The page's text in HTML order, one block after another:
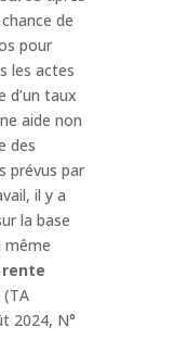
de
pour
les actes
d’un taux
aide non
des
prévus par
il y a
la base
même
rente
(TA
2024, N°